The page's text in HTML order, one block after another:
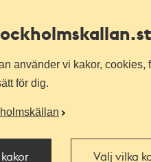
använder vi kakor,
för dig.
Välj vilka